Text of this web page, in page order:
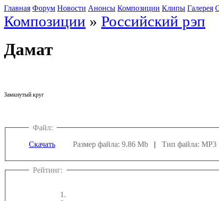
Главная Форум Новости Анонсы Композиции Клипы Галерея
Композиции » Российский рэп
Дамат
Замкнутый круг
Файл:
Скачать
Размер файла: 9.86 Mb | Тип файла: MP3
Рейтинг: